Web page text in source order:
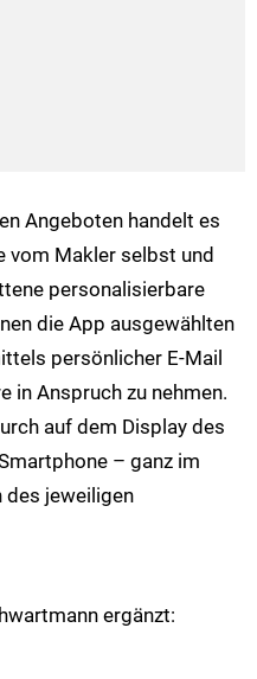
Angeboten handelt es
vom Makler selbst und
personalisierbare
die App ausgewählten
persönlicher E-Mail
in Anspruch zu nehmen.
auf dem Display des
– ganz im
des jeweiligen
ergänzt: